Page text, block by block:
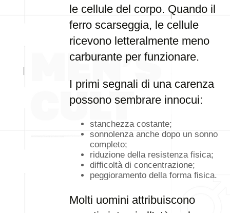
le cellule del corpo. Quando il
ferro scarseggia, le cellule
ricevono letteralmente meno
carburante per funzionare.
I primi segnali di una carenza
possono sembrare innocui:
stanchezza costante;
sonnolenza anche dopo un sonno
completo;
riduzione della resistenza fisica;
difficoltà di concentrazione;
peggioramento della forma fisica.
Molti uomini attribuiscono